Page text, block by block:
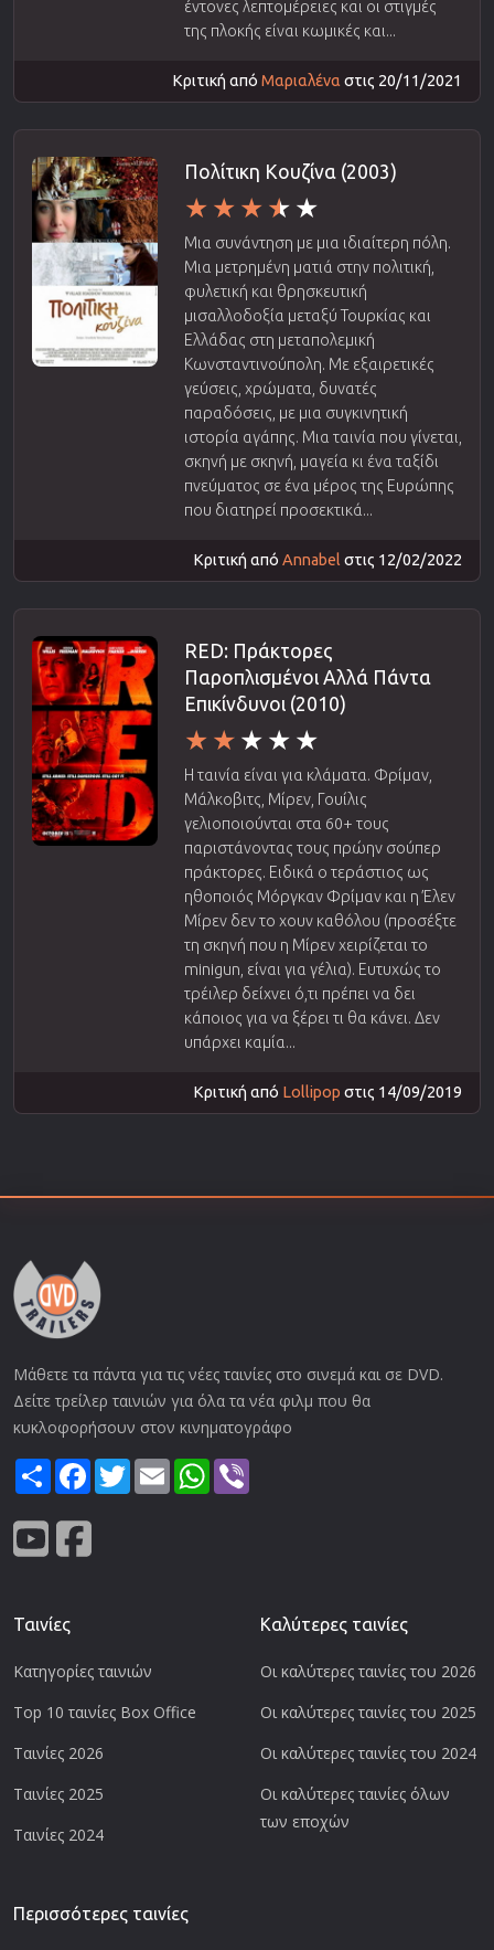
έντονες λεπτομέρειες και οι στιγμές
της πλοκής είναι κωμικές και...
Κριτική από Μαριαλέναστις 20/11/2021
Πολίτικη Κουζίνα (2003)
Μια συνάντηση με μια ιδιαίτερη πόλη.
Μια μετρημένη ματιά στην πολιτική,
φυλετική και θρησκευτική
μισαλλοδοξία μεταξύ Τουρκίας και
Ελλάδας στη μεταπολεμική
Κωνσταντινούπολη. Με εξαιρετικές
γεύσεις, χρώματα, δυνατές
παραδόσεις, με μια συγκινητική
ιστορία αγάπης. Μια ταινία που γίνεται,
σκηνή με σκηνή, μαγεία κι ένα ταξίδι
πνεύματος σε ένα μέρος της Ευρώπης
που διατηρεί προσεκτικά...
Κριτική από Annabelστις 12/02/2022
RED: Πράκτορες
Παροπλισμένοι Αλλά Πάντα
Επικίνδυνοι (2010)
Η ταινία είναι για κλάματα. Φρίμαν,
Μάλκοβιτς, Μίρεν, Γουίλις
γελιοποιούνται στα 60+ τους
παριστάνοντας τους πρώην σούπερ
πράκτορες. Ειδικά ο τεράστιος ως
ηθοποιός Μόργκαν Φρίμαν και η Έλεν
Μίρεν δεν το χουν καθόλου (προσέξτε
τη σκηνή που η Μίρεν χειρίζεται το
minigun, είναι για γέλια). Ευτυχώς το
τρέιλερ δείχνει ό,τι πρέπει να δει
κάποιος για να ξέρει τι θα κάνει. Δεν
υπάρχει καμία...
Κριτική από Lollipop στις 14/09/2019
Μάθετε τα πάντα για τις νέες ταινίες στο σινεμά και σε DVD.
Δείτε τρείλερ ταινιών για όλα τα νέα φιλμ που θα
κυκλοφορήσουν στον κινηματογράφο
ShareFacebook
TwitterEmail WhatsApp
Ταινίες
Κατηγορίες ταινιών
Top 10 ταινίες Box Office
Ταινίες 2026
Ταινίες 2025
Ταινίες 2024
Καλύτερες ταινίες
Οι καλύτερες ταινίες του 2026
Οι καλύτερες ταινίες του 2025
Οι καλύτερες ταινίες του 2024
Οι καλύτερες ταινίες όλων
των εποχών
Περισσότερες ταινίες